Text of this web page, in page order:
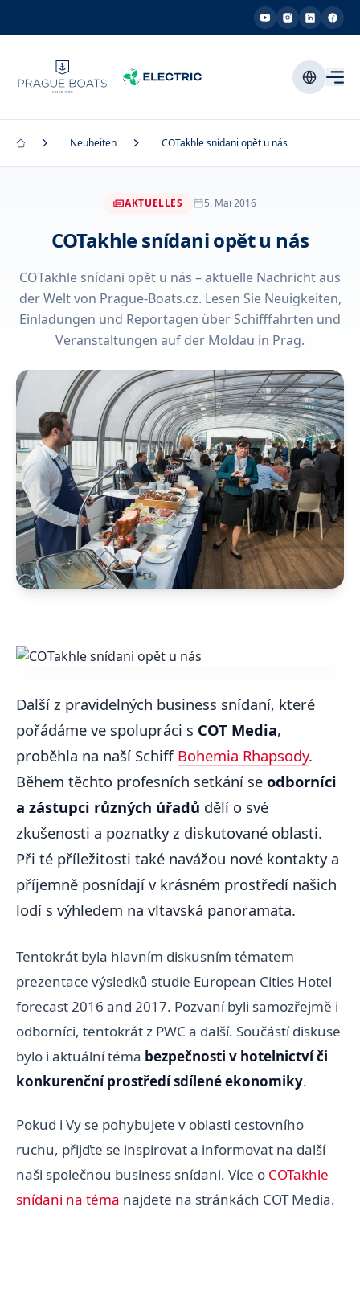
Neuheiten COTakhle snídani opět u nás
AKTUELLES 5. Mai 2016
COTakhle snídani opět u nás
COTakhle snídani opět u nás – aktuelle Nachricht aus
der Welt von Prague-Boats.cz. Lesen Sie Neuigkeiten,
Einladungen und Reportagen über Schifffahrten und
Veranstaltungen auf der Moldau in Prag.
Další z pravidelných business snídaní, které
pořádáme ve spolupráci s COT Media,
proběhla na naší Schiff Bohemia Rhapsody.
Během těchto profesních setkání se odborníci
a zástupci různých úřadů dělí o své
zkušenosti a poznatky z diskutované oblasti.
Při té příležitosti také navážou nové kontakty a
příjemně posnídají v krásném prostředí našich
lodí s výhledem na vltavská panoramata.
Tentokrát byla hlavním diskusním tématem
prezentace výsledků studie European Cities Hotel
forecast 2016 and 2017. Pozvaní byli samozřejmě i
odborníci, tentokrát z PWC a další. Součástí diskuse
bylo i aktuální téma bezpečnosti v hotelnictví či
konkurenční prostředí sdílené ekonomiky.
Pokud i Vy se pohybujete v oblasti cestovního
ruchu, přijďte se inspirovat a informovat na další
naši společnou business snídani. Více o COTakhle
snídani na téma najdete na stránkách COT Media.